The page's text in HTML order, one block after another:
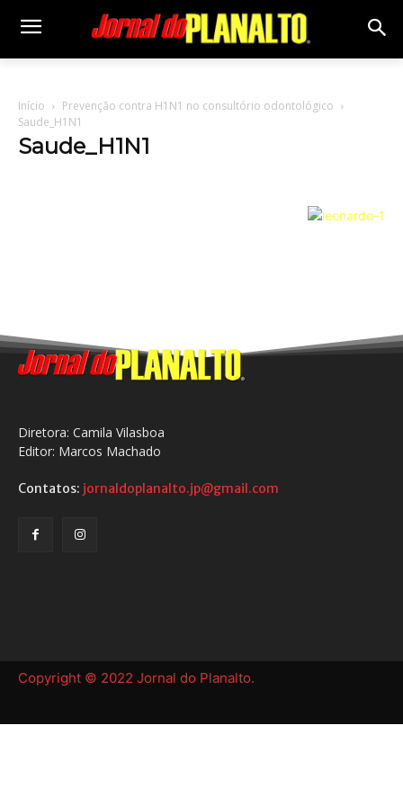
Início
Prevenção contra H1N1 no consultório odontológico
Saude_H1N1
Saude_H1N1
Diretora: Camila Vilasboa
Editor: Marcos Machado
Contatos: jornaldoplanalto.jp@gmail.com
Copyright © 2022 Jornal do Planalto.